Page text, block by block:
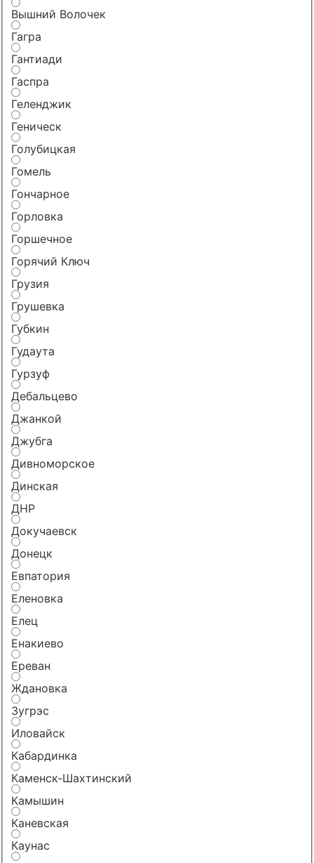
Вышний Волочек
Гагра
Гантиади
Гаспра
Геленджик
Геническ
Голубицкая
Гомель
Гончарное
Горловка
Горшечное
Горячий Ключ
Грузия
Грушевка
Губкин
Гудаута
Гурзуф
Дебальцево
Джанкой
Джубга
Дивноморское
Динская
ДНР
Докучаевск
Донецк
Евпатория
Еленовка
Елец
Енакиево
Ереван
Ждановка
Зугрэс
Иловайск
Кабардинка
Каменск-Шахтинский
Камышин
Каневская
Каунас